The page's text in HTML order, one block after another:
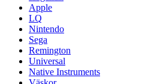
Apple
LQ
Nintendo
Sega
Remington
Universal
Native Instruments